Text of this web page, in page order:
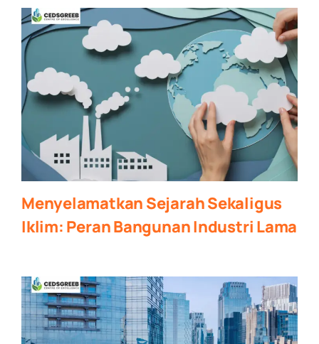
Menyelamatkan Sejarah Sekaligus
Iklim: Peran Bangunan Industri Lama